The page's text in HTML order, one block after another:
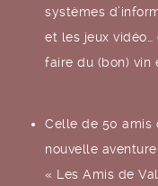
systèmes
et les jeux vidéo…
faire du (bon) vin
Celle de 50 amis
nouvelle
« Les Amis de